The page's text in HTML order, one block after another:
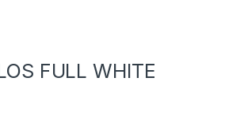
FULL WHITE